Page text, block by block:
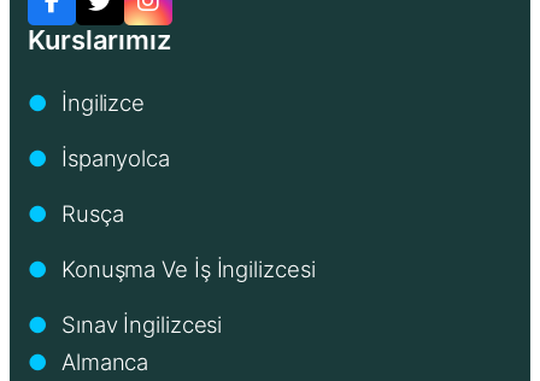
Kurslarımız
● İngilizce
● İspanyolca
● Rusça
● Konuşma Ve İş İngilizcesi
● Sınav İngilizcesi
● Almanca